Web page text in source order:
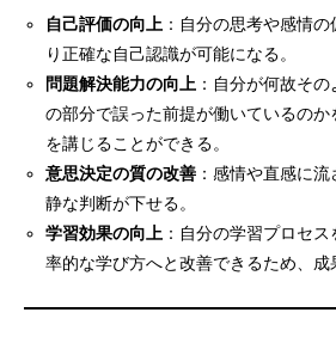
自己評価の向上 ：自分の思考や感情
り正確な自己認識が可能になる。
問題解決能力の向上 ：自分が何故そ
の部分で誤った前提が働いているの
を講じることができる。
意思決定の質の改善 ：感情や直感に
静な判断が下せる。
学習効果の向上 ：自分の学習プロセ
率的な学び方へと改善できるため、成